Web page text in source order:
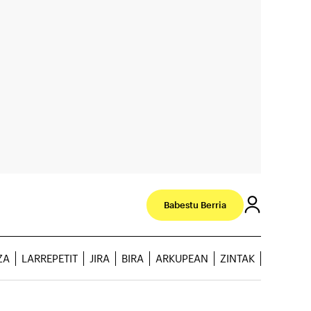
Babestu Berria
LARREPETIT JIRA BIRA ARKUPEAN ZINTAK